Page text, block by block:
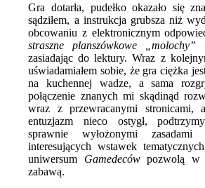
Gra dotarła, pudełko okazało się
sądziłem, a instrukcja grubsza niż
obcowaniu z elektronicznym
straszne planszówkowe „molochy”
zasiadając do lektury. Wraz z
uświadamiałem sobie, że gra ciężka
na kuchennej wadze, a sama
połączenie znanych mi skądinąd
wraz z przewracanymi stronicami,
entuzjazm nieco ostygł,
sprawnie wyłożonymi zasadami
interesujących wstawek
uniwersum Gamedecówpozwolą w
zabawą.